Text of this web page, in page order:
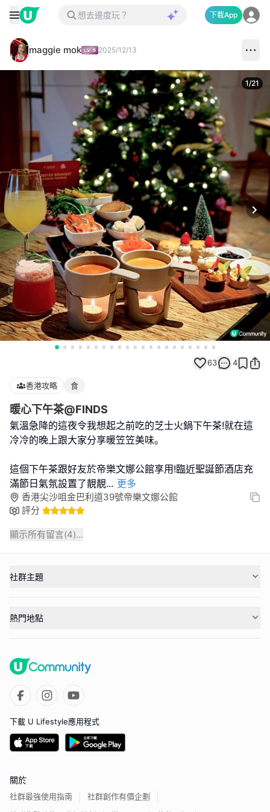
下載App
maggie mok 2025/12/13
1/21
63 4
香港攻略 食
暖心下午茶@FINDS
氣溫急降的這夜令我想起之前吃的芝士火鍋下午茶!就在這
冷冷的晚上跟大家分享暖笠笠美味｡
這個下午茶跟好友於帝樂文娜公館享用!臨近聖誕節酒店充
滿節日氣氛設置了靚靚... 更多
香港尖沙咀金巴利道39號帝樂文娜公館
評分
顯示所有留言(4)...
社群主題
熱門地點
下載 U Lifestyle應用程式
關於
社群最強使用指南
社群創作有價企劃